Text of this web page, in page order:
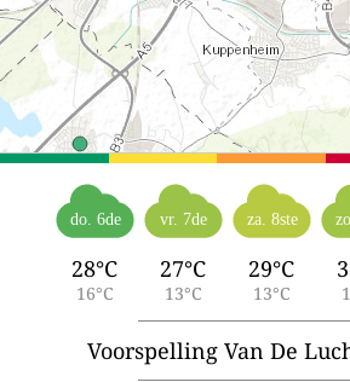
do. 6de
28°C
16°C
vr. 7de
27°C
13°C
za. 8ste
29°C
13°C
Voorspelling Van De